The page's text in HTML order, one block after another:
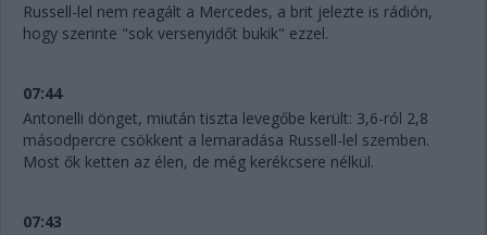
Russell-lel nem reagált a Mercedes, a brit jelezte is rádión,
hogy szerinte "sok versenyidőt bukik" ezzel.
07:44
Antonelli dönget, miután tiszta levegőbe került: 3,6-ról 2,8
másodpercre csökkent a lemaradása Russell-lel szemben.
Most ők ketten az élen, de még kerékcsere nélkül.
07:43